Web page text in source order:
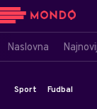
Naslovna
Sport Fudbal